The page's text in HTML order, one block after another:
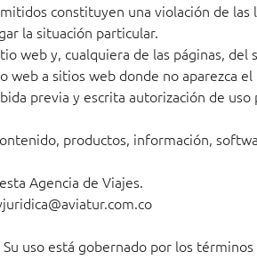
constituyen una violación de las
la situación particular.
web y, cualquiera de las páginas, del
a sitios web donde no aparezca
previa y escrita autorización de uso
productos, información,
Agencia de Viajes.
uso está gobernado por los